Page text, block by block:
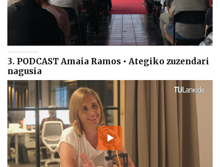
3. PODCAST Amaia Ramos • Ategiko zuzendari
nagusia